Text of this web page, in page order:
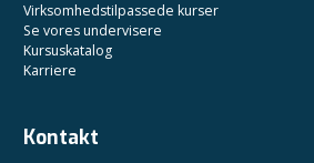
Virksomhedstilpassede kurser
Se vores undervisere
Kursuskatalog
Karriere
Kontakt